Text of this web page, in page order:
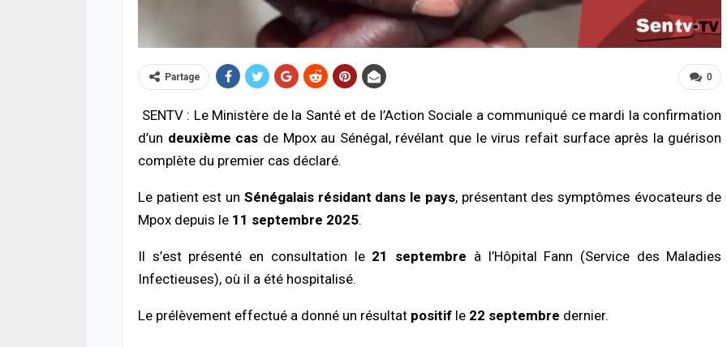
0
Partage
SENTV : Le Ministère de la Santé et de l’Action Sociale a communiqué ce mardi la confirmation
d’un deuxième cas de Mpox au Sénégal, révélant que le virus refait surface après la guérison
complète du premier cas déclaré.
Le patient est un Sénégalais résidant dans le pays, présentant des symptômes évocateurs de
Mpox depuis le 11 septembre 2025.
Il s’est présenté en consultation le 21 septembre à l’Hôpital Fann (Service des Maladies
Infectieuses), où il a été hospitalisé.
Le prélèvement effectué a donné un résultat positif le 22 septembre dernier.
ACTUALITÉ À LA UNE
HLM Biscuiterie : un homme arrêté après
police déjoue une tentative de…
Urgence sanitaire : les stocks de sang
s’effondrent, le CNTS lance un SOS aux
06/08/2026 à 07:15
lieux et renvoie des prévenus…
Cité Aliou Sow : la police démantèle un
07/08/2026 à 16:37